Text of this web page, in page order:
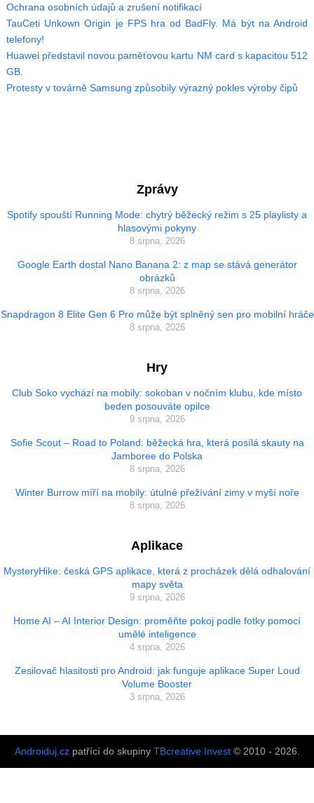
Ochrana osobních údajů a zrušení notifikací
TauCeti Unkown Origin je FPS hra od BadFly. Má být na Android
telefony!
Huawei představil novou paměťovou kartu NM card s kapacitou 512
GB.
Protesty v továrně Samsung způsobily výrazný pokles výroby čipů
Zprávy
Spotify spouští Running Mode: chytrý běžecký režim s 25 playlisty a
hlasovými pokyny
8 srpna, 2026
Google Earth dostal Nano Banana 2: z map se stává generátor
obrázků
8 srpna, 2026
Snapdragon 8 Elite Gen 6 Pro může být splněný sen pro mobilní hráče
8 srpna, 2026
Hry
Club Soko vychází na mobily: sokoban v nočním klubu, kde místo
beden posouváte opilce
9 srpna, 2026
Sofie Scout – Road to Poland: běžecká hra, která posílá skauty na
Jamboree do Polska
8 srpna, 2026
Winter Burrow míří na mobily: útulné přežívání zimy v myší noře
8 srpna, 2026
Aplikace
MysteryHike: česká GPS aplikace, která z procházek dělá odhalování
mapy světa
9 srpna, 2026
Home AI – AI Interior Design: proměňte pokoj podle fotky pomocí
umělé inteligence
4 srpna, 2026
Zesilovač hlasitosti pro Android: jak funguje aplikace Super Loud
Volume Booster
3 srpna, 2026
Androiduj.czpatřící do skupiny TBcreative Invest© 2010 - 2026.